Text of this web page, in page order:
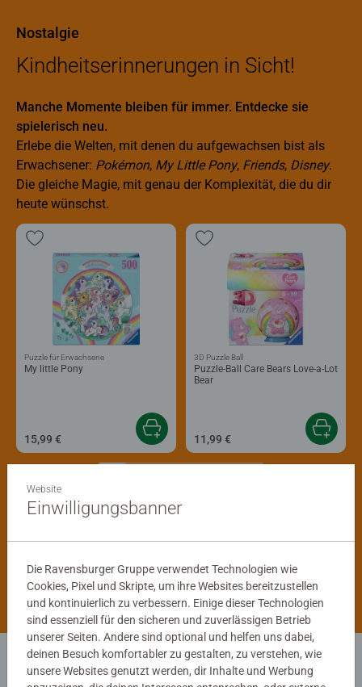
Nostalgie
Kindheitserinnerungen in Sicht!
Manche Momente bleiben für immer. Entdecke sie
spielerisch neu.
Erlebe die Welten, mit denen du aufgewachsen bist als
Erwachsener: Pokémon, My Little Pony, Friends, Disney.
Die gleiche Magie, mit genau der Komplexität, die du dir
heute wünschst.
My little Pony
Puzzle für Erwachsene
15,99 €
Puzzle-Ball Care Bears Love-a-Lot
Bear
3D Puzzle Ball
11,99 €
Erwachsen werden
heißt nicht, weniger
Spaß zu haben.
Unterschiedliche Wege,
Website
Einwilligungsbanner
Die Ravensburger Gruppe verwendet Technologien wie
Cookies, Pixel und Skripte, um ihre Websites bereitzustellen
und kontinuierlich zu verbessern. Einige dieser Technologien
sind essenziell für den sicheren und zuverlässigen Betrieb
unserer Seiten. Andere sind optional und helfen uns dabei,
deinen Besuch komfortabler zu gestalten, zu verstehen, wie
unsere Websites genutzt werden, dir Inhalte und Werbung